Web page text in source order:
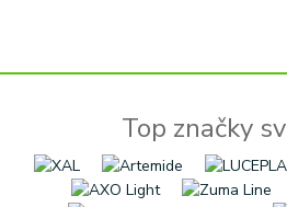
Top značky